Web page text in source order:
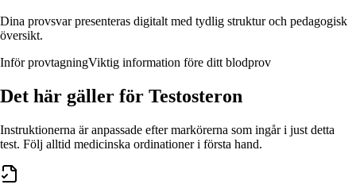
Dina provsvar presenteras digitalt med tydlig struktur och pedagogisk
översikt.
Inför provtagningViktig information före ditt blodprov
Det här gäller för Testosteron
Instruktionerna är anpassade efter markörerna som ingår i just detta
test. Följ alltid medicinska ordinationer i första hand.